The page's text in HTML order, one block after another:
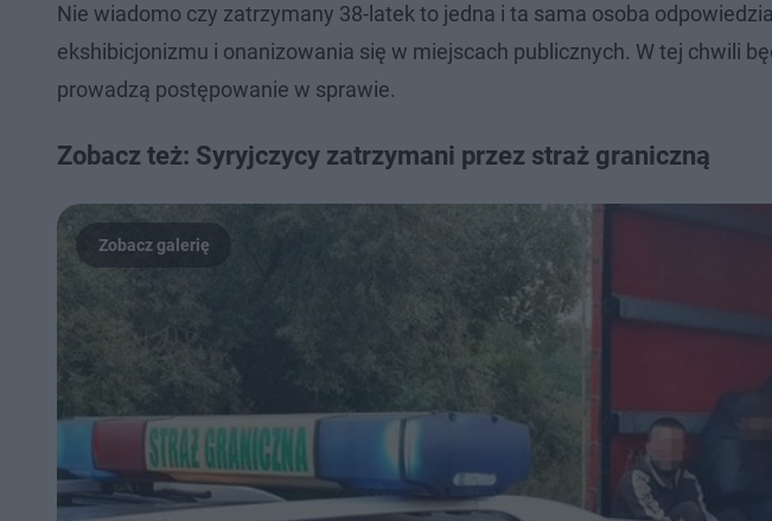
Nie wiadomo czy zatrzymany 38-latek to jedna i ta sama osoba
ekshibicjonizmu i onanizowania się w miejscach publicznych. W tej chwili
prowadzą postępowanie w sprawie.
Zobacz też: Syryjczycy zatrzymani przez straż graniczną